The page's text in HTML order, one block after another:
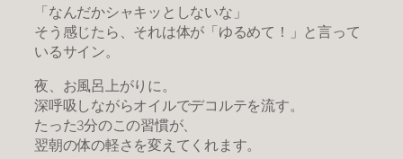
「なんだかシャキッとしないな」
そう感じたら、それは体が「ゆるめて！」と言って
いるサイン。
夜、お風呂上がりに。
深呼吸しながらオイルでデコルテを流す。
たった3分のこの習慣が、
翌朝の体の軽さを変えてくれます。